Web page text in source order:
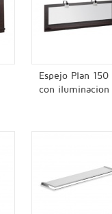
Espejo Plan 150
con iluminacion